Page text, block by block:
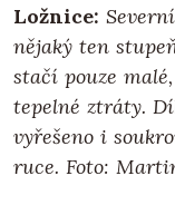
Ložnice:
nějaký ten
stačí pouze
tepelné ztráty.
vyřešeno i
ruce. Foto: